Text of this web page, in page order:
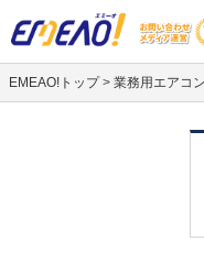
EMEAO!トップ >業務用エアコ